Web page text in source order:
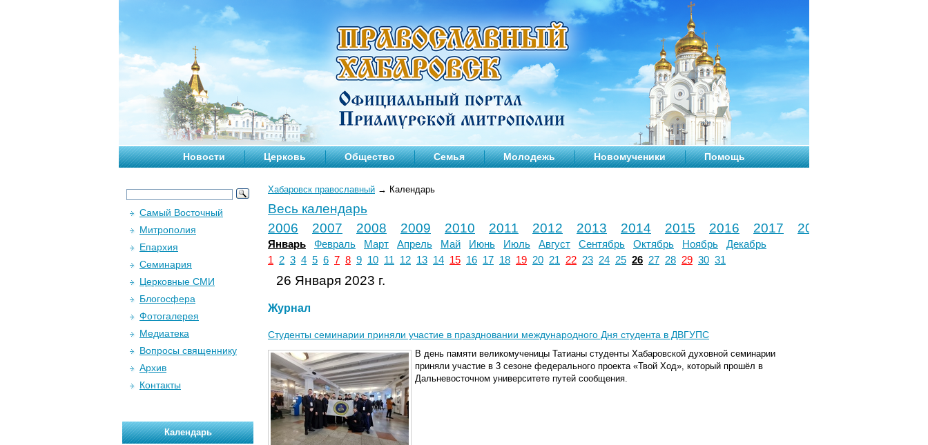
Новости Церковь Общество Семья Молодежь Новомученики Помощь
Хабаровск православный → Календарь
Весь календарь
2006
2007 2008 2009 2010 2011 2012 2013 2014 2015 2016 2017 2018
Январь Февраль Март Апрель Май Июнь Июль Август Сентябрь Октябрь Ноябрь
Декабрь
1
2 3 4 5 6 7 8 9 10 11 12 13 14 15 16 17 18 19 20 21 22 23 24 25 26 27 28 29 30 31
26 Января 2023 г.
Журнал
Студенты семинарии приняли участие в праздновании международного Дня студента в ДВГУПС
В день памяти великомученицы Татианы студенты Хабаровской духовной семинарии
приняли участие в 3 сезоне федерального проекта «Твой Ход», который прошёл в
Дальневосточном университете путей сообщения.
Самый Восточный
Митрополия
Епархия
Семинария
Церковные СМИ
Блогосфера
Фотогалерея
Медиатека
Вопросы священнику
Архив
Контакты
Календарь